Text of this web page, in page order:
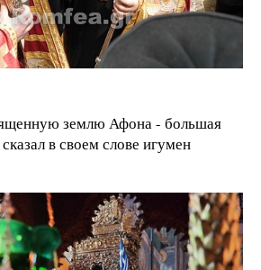
землю Афона - большая
в своем слове игумен